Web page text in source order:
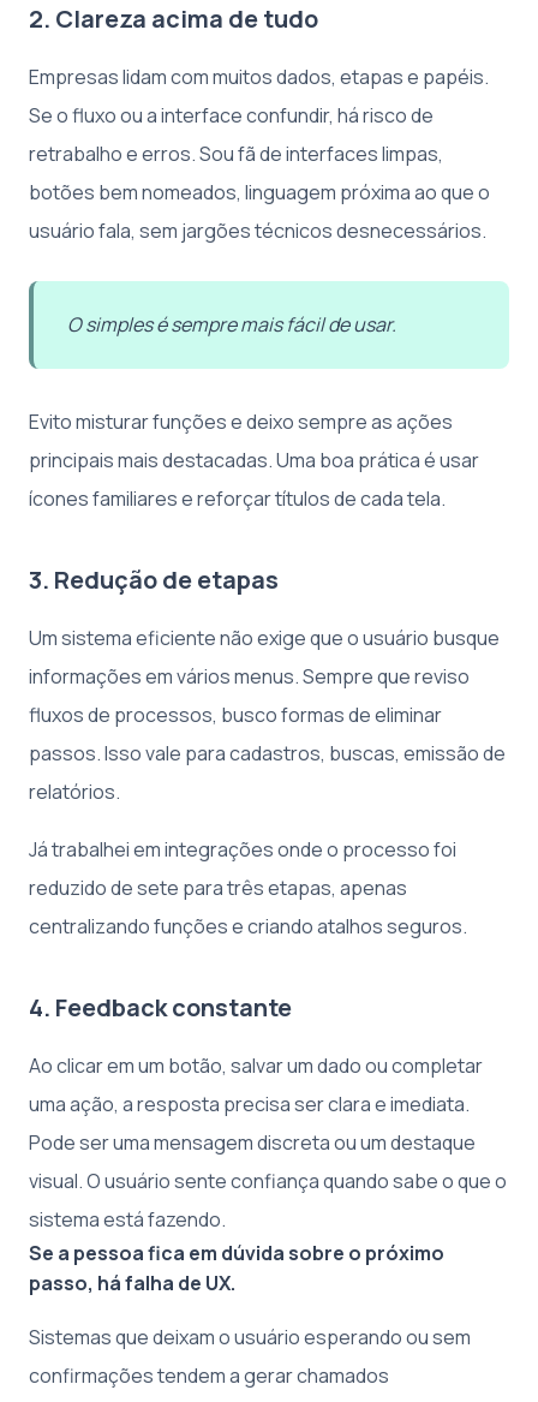
2. Clareza acima de tudo
Empresas lidam com muitos dados, etapas e papéis.
Se o fluxo ou a interface confundir, há risco de
retrabalho e erros. Sou fã de interfaces limpas,
botões bem nomeados, linguagem próxima ao que o
usuário fala, sem jargões técnicos desnecessários.
O simples é sempre mais fácil de usar.
Evito misturar funções e deixo sempre as ações
principais mais destacadas. Uma boa prática é usar
ícones familiares e reforçar títulos de cada tela.
3. Redução de etapas
Um sistema eficiente não exige que o usuário busque
informações em vários menus. Sempre que reviso
fluxos de processos, busco formas de eliminar
passos. Isso vale para cadastros, buscas, emissão de
relatórios.
Já trabalhei em integrações onde o processo foi
reduzido de sete para três etapas, apenas
centralizando funções e criando atalhos seguros.
4. Feedback constante
Ao clicar em um botão, salvar um dado ou completar
uma ação, a resposta precisa ser clara e imediata.
Pode ser uma mensagem discreta ou um destaque
visual. O usuário sente confiança quando sabe o que o
sistema está fazendo.
Se a pessoa fica em dúvida sobre o próximo
passo, há falha de UX.
Sistemas que deixam o usuário esperando ou sem
confirmações tendem a gerar chamados